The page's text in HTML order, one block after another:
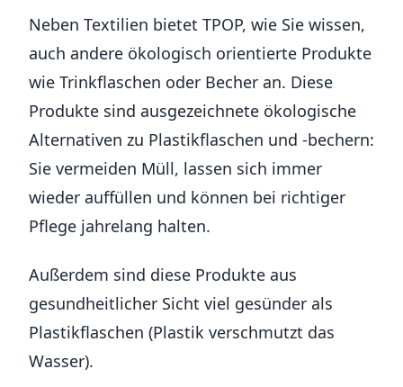
Neben Textilien bietet TPOP, wie Sie wissen,
auch andere ökologisch orientierte Produkte
wie Trinkflaschen oder Becher an. Diese
Produkte sind ausgezeichnete ökologische
Alternativen zu Plastikflaschen und -bechern:
Sie vermeiden Müll, lassen sich immer
wieder auffüllen und können bei richtiger
Pflege jahrelang halten.
Außerdem sind diese Produkte aus
gesundheitlicher Sicht viel gesünder als
Plastikflaschen (Plastik verschmutzt das
Wasser).